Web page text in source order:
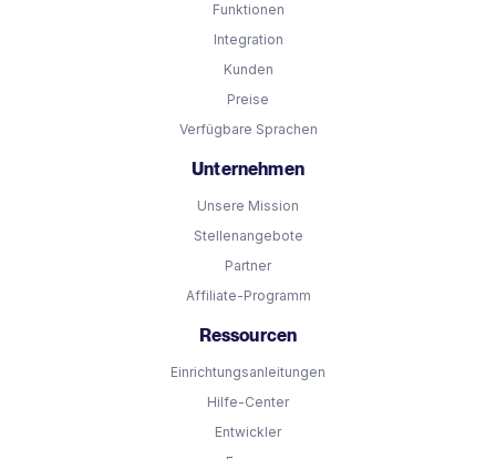
Funktionen
Integration
Kunden
Preise
Verfügbare Sprachen
Unternehmen
Unsere Mission
Stellenangebote
Partner
Affiliate-Programm
Ressourcen
Einrichtungsanleitungen
Hilfe-Center
Entwickler